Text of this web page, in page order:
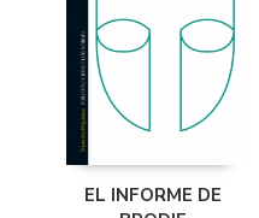
EL INFORME DE